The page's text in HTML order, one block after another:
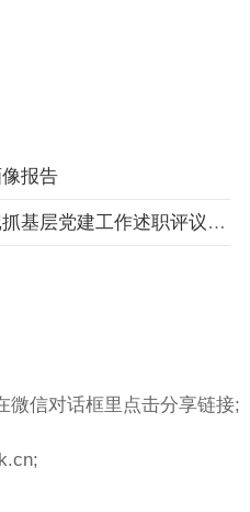
报告
建工作述职评议整改落实情况报告
微信对话框里点击分享链接;